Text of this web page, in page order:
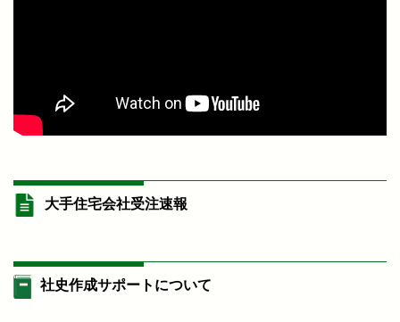
大手住宅会社受注速報
社史作成サポートについて